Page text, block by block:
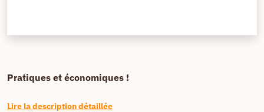
Pratiques et économiques !
Lire la description détaillée